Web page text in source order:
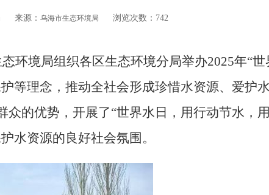
来源： 乌海市生态环境局 浏览次数： 742
环境局组织各区生态环境分局举办2025年“世
等理念，推动全社会形成珍惜水资源、爱护
众的优势，开展了“世界水日，用行动节水，
水资源的良好社会氛围。